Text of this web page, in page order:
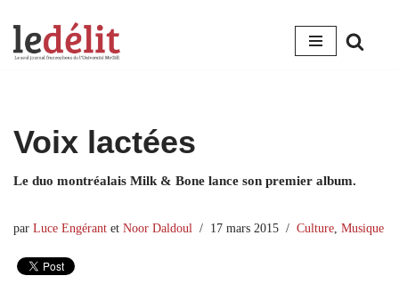
Aller
Voix lactées
Le duo montréalais Milk & Bone lance son premier album.
par Luce Engérant et Noor Daldoul 17 mars 2015 Culture Musique